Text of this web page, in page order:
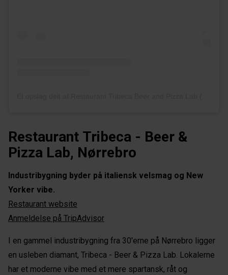
Restaurant Tribeca - Beer &
Pizza Lab, Nørrebro
Industribygning byder på italiensk velsmag og New
Yorker vibe.
Restaurant website
Anmeldelse på TripAdvisor
I en gammel industribygning fra 30'erne på Nørrebro ligger
en usleben diamant, Tribeca - Beer & Pizza Lab. Lokalerne
har et moderne vibe med et mere spartansk, råt og